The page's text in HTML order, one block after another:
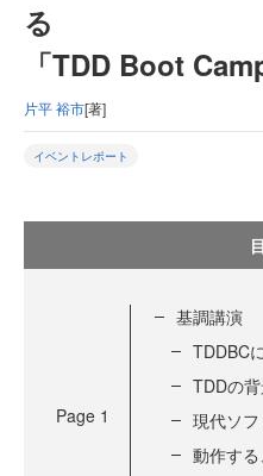
る
「TDD Boot
片平 裕市[著]
イベントレポート
Page 1
基調講演
TDDBC
TDDの
現代ソ
動作す